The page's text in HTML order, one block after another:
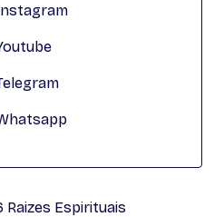
Raizes Espirituais